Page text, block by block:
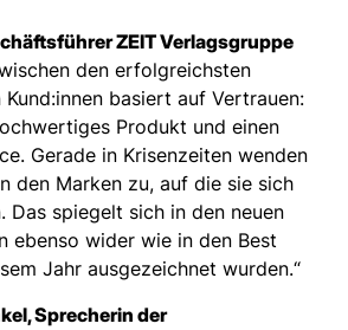
ZEIT Verlagsgruppe
den erfolgreichsten
basiert auf Vertrauen:
Produkt und einen
Gerade in Krisenzeiten wenden
den Marken zu, auf die sie sich
Das spiegelt sich in den neuen
ebenso wider wie in den Best
Jahr ausgezeichnet wurden.“
Sprecherin der